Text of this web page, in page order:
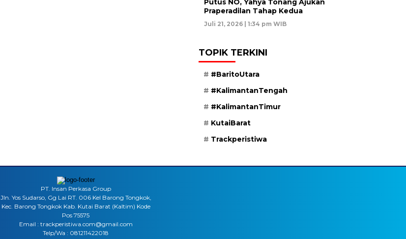
Putus NO, Yahya Tonang Ajukan
Praperadilan Tahap Kedua
Juli 21, 2026 | 1:34 pm WIB
TOPIK TERKINI
#BaritoUtara
#KalimantanTengah
#KalimantanTimur
KutaiBarat
Trackperistiwa
PT. Insan Perkasa Group
Jln. Yos Sudarso, Gg Lai RT. 006 Kel Barong Tongkok,
Kec. Barong Tongkok Kab. Kutai Barat (Kaltim) Kode
Pos 75575
Email : trackperistiwa.com@gmail.com
Telp/Wa : 081211422018